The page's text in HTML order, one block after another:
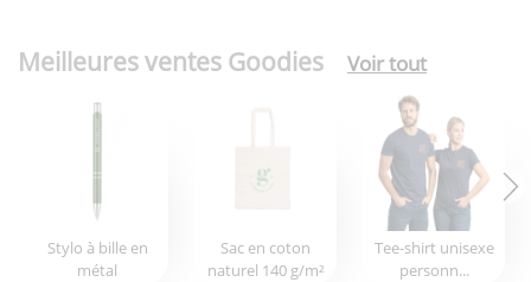
Meilleures ventes Goodies Voir tout
Stylo à bille en
métal
Sac en coton
naturel 140 g/m²
Tee-shirt unisexe
personn...